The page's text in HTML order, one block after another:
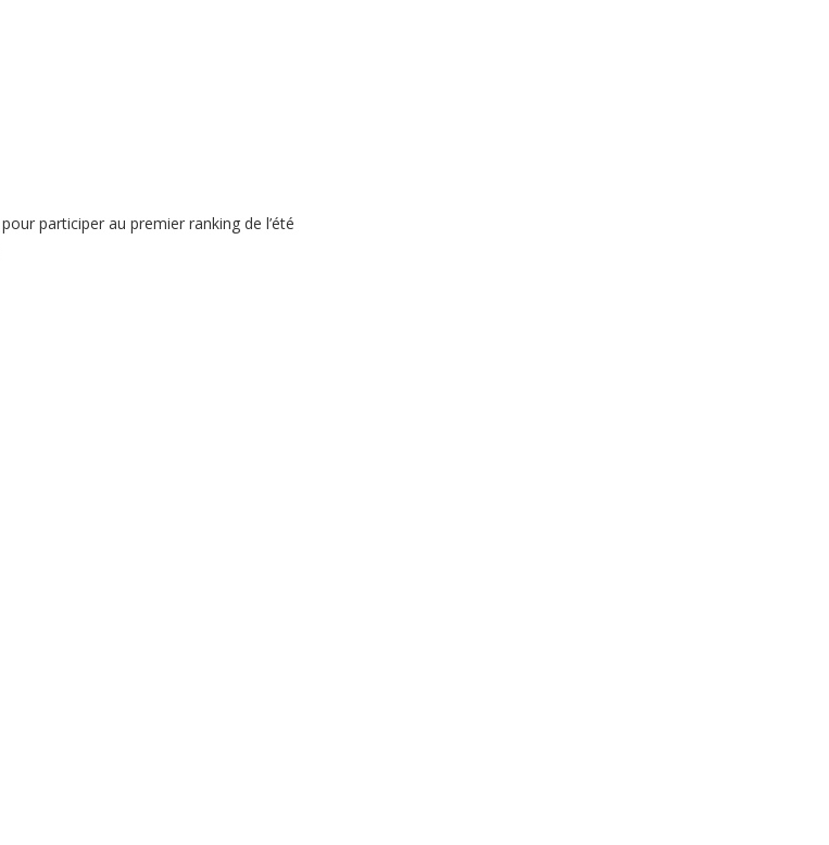
pour participer au premier ranking de l’été